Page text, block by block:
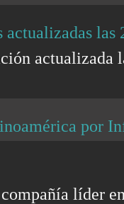
las
actualizada
por
líder